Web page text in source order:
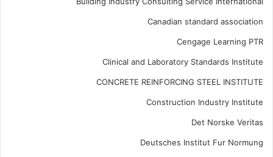
Canadian standard association
Cengage Learning PTR
Clinical and Laboratory Standards Institute
CONCRETE REINFORCING STEEL INSTITUTE
Construction Industry Institute
Det Norske Veritas
Deutsches Institut Fur Normung